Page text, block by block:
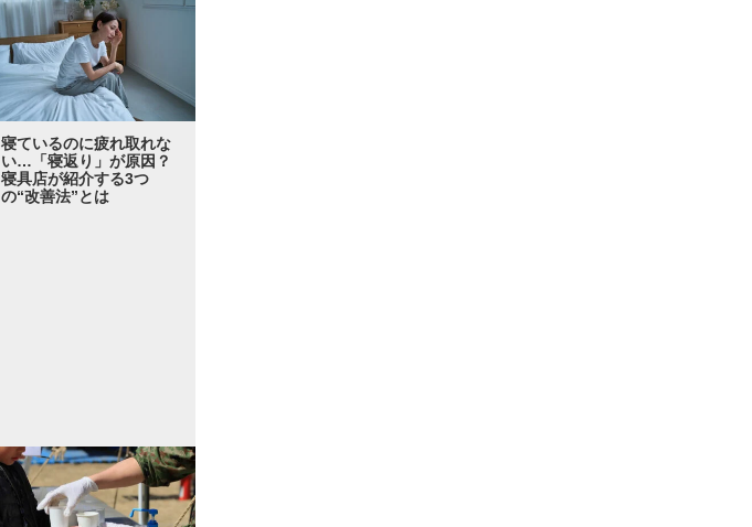
寝ているのに疲れ取れな
い…「寝返り」が原因？
寝具店が紹介する3つ
の“改善法”とは